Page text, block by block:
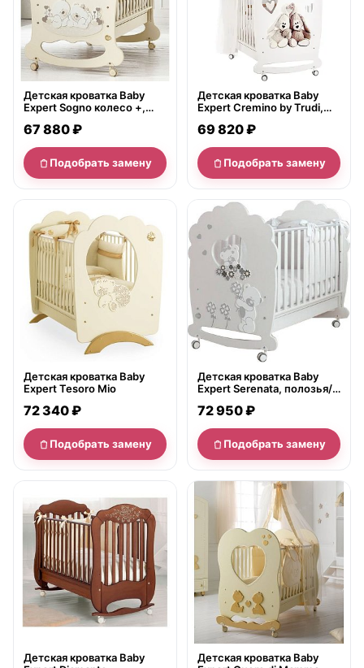
Детская кроватка Baby
Expert Sogno колесо +,
67 880 ₽
Подобрать замену
Детская кроватка Baby
Expert Cremino by Trudi,
69 820 ₽
Подобрать замену
нет в продаже
Детская кроватка Baby
Expert Tesoro Mio
72 340 ₽
Подобрать замену
нет в продаже
Детская кроватка Baby
Expert Serenata, полозья/
72 950 ₽
Подобрать замену
нет в продаже
Детская кроватка Baby
Детская кроватка Baby